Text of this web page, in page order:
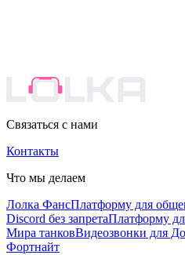
Связаться с нами
Контакты
Что мы делаем
Лолка ФансПлатформу для
Discord без запретаПлатформу
Мира танковВидеозвонки для
Фортнайт